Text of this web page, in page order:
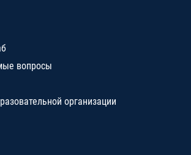
вопросы
организации